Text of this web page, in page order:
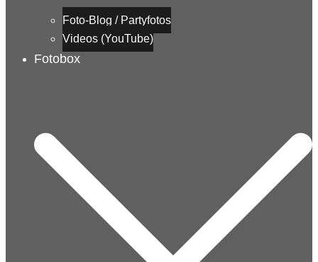
Foto-Blog / Partyfotos
Videos (YouTube)
Fotobox